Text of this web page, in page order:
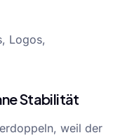
Logos,
Stabilität
weil der